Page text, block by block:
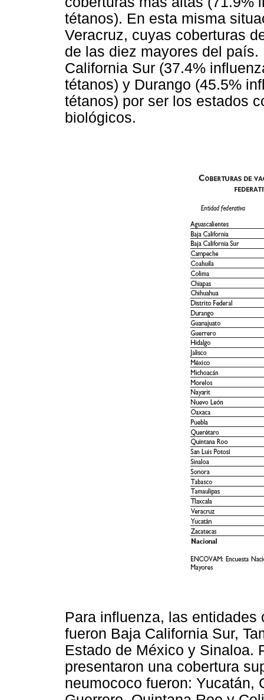
tétanos). En esta misma
Veracruz, cuyas coberturas
de las diez mayores del
California Sur (37.4%
tétanos) y Durango (45.5%
tétanos) por ser los estados
biológicos.
Para influenza, las entidades
fueron Baja California Sur,
Estado de México y Sinaloa.
presentaron una cobertura
neumococo fueron: Yucatán,